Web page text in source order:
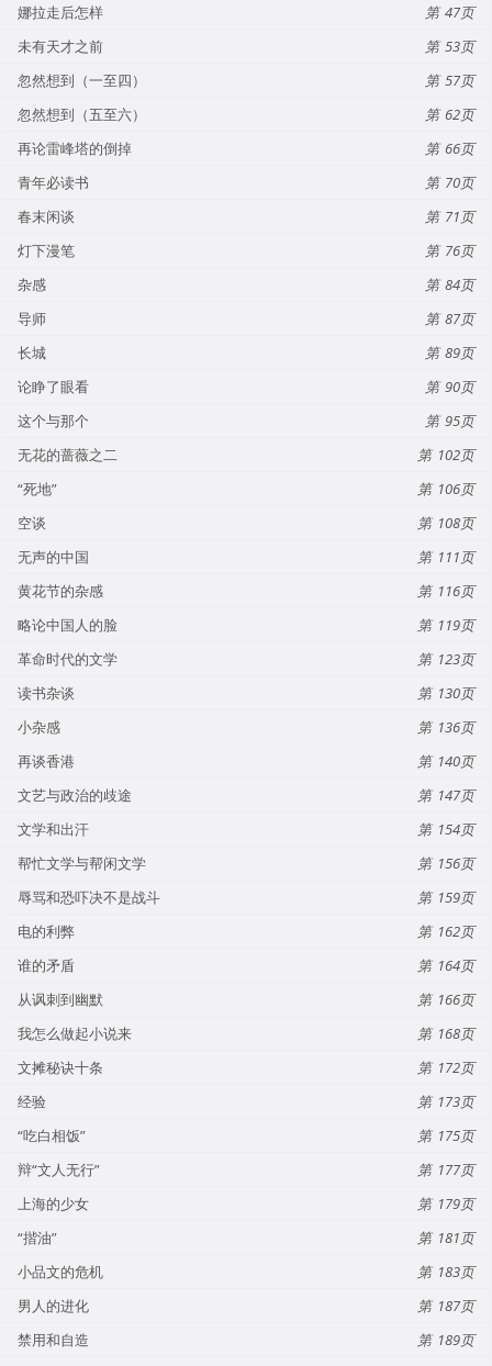
娜拉走后怎样
47
未有天才之前
53
忽然想到（一至四）
57
忽然想到（五至六）
62
再论雷峰塔的倒掉
66
青年必读书
70
春末闲谈
71
灯下漫笔
76
杂感
84
导师
87
长城
89
论睁了眼看
90
这个与那个
95
无花的蔷薇之二
102
“死地”
106
空谈
108
无声的中国
111
黄花节的杂感
116
略论中国人的脸
119
革命时代的文学
123
读书杂谈
130
小杂感
136
再谈香港
140
文艺与政治的歧途
147
文学和出汗
154
帮忙文学与帮闲文学
156
辱骂和恐吓决不是战斗
159
电的利弊
162
谁的矛盾
164
从讽刺到幽默
166
我怎么做起小说来
168
文摊秘诀十条
172
经验
173
“吃白相饭”
175
辩“文人无行”
177
上海的少女
179
“揩油”
181
小品文的危机
183
男人的进化
187
禁用和自造
189